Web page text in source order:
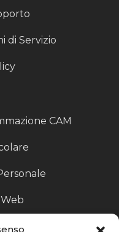
di Servizio
CAM